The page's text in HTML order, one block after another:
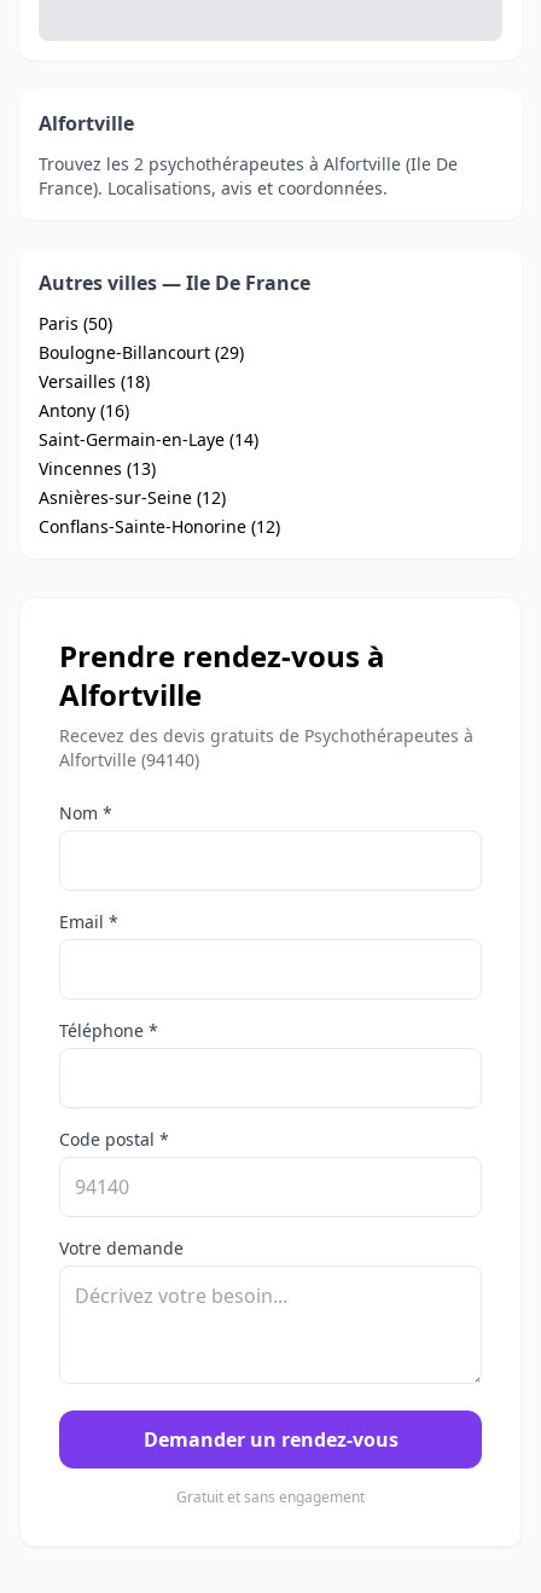
Alfortville
Trouvez les 2 psychothérapeutes à Alfortville (Ile De
France). Localisations, avis et coordonnées.
Autres villes — Ile De France
Paris (50)
Boulogne-Billancourt (29)
Versailles (18)
Antony (16)
Saint-Germain-en-Laye (14)
Vincennes (13)
Asnières-sur-Seine (12)
Conflans-Sainte-Honorine (12)
Prendre rendez-vous à
Alfortville
Recevez des devis gratuits de Psychothérapeutes à
Alfortville (94140)
Nom *
Email *
Téléphone *
Code postal *
Votre demande
Demander un rendez-vous
Gratuit et sans engagement